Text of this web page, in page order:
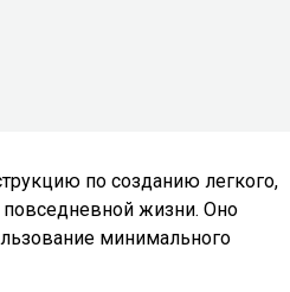
по созданию легкого,
повседневной жизни. Оно
минимального